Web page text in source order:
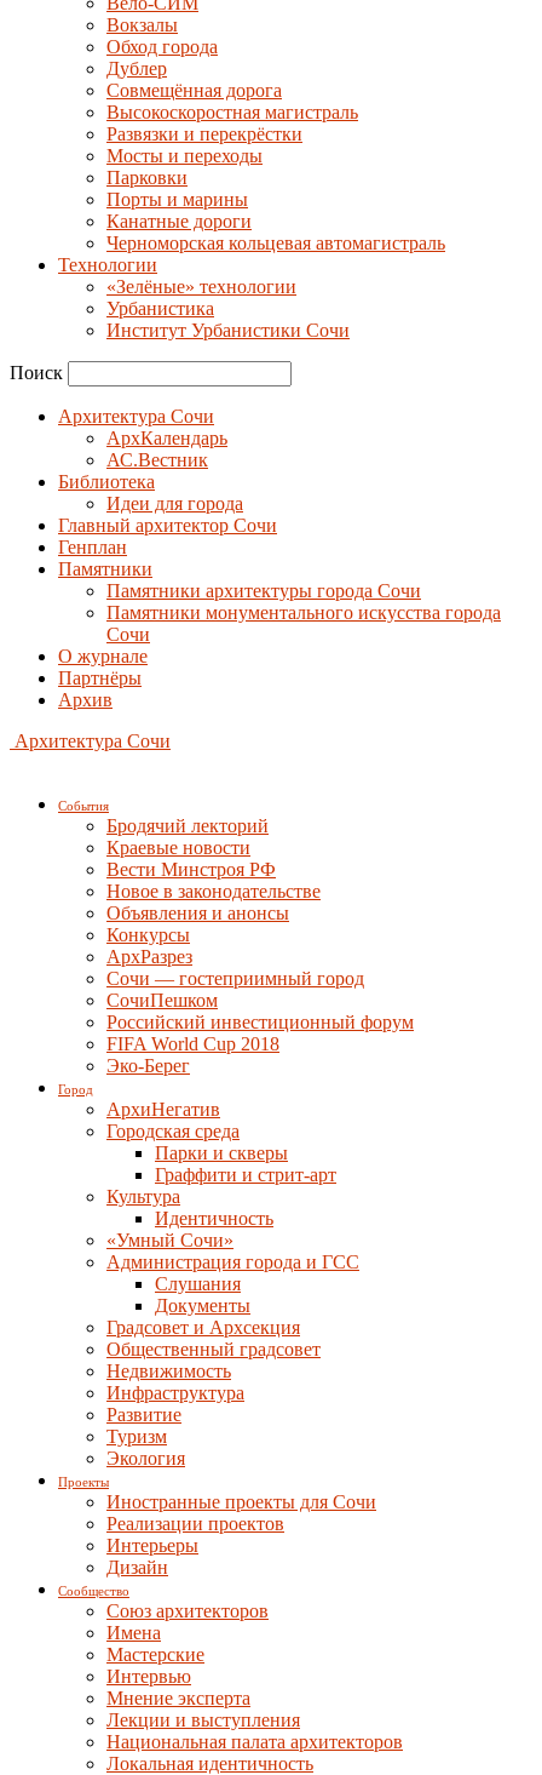
Вокзалы
Обход города
Дублер
Совмещённая дорога
Высокоскоростная магистраль
Развязки и перекрёстки
Мосты и переходы
Парковки
Порты и марины
Канатные дороги
Черноморская кольцевая автомагистраль
Технологии
«Зелёные» технологии
Урбанистика
Институт Урбанистики Сочи
Поиск
Архитектура Сочи
АрхКалендарь
АС.Вестник
Библиотека
Идеи для города
Главный архитектор Сочи
Генплан
Памятники
Памятники архитектуры города Сочи
Памятники монументального искусства города
Сочи
О журнале
Партнёры
Архив
Архитектура Сочи
События
Бродячий лекторий
Краевые новости
Вести Минстроя РФ
Новое в законодательстве
Объявления и анонсы
Конкурсы
АрхРазрез
Сочи — гостеприимный город
СочиПешком
Российский инвестиционный форум
FIFA World Cup 2018
Эко-Берег
Город
АрхиНегатив
Городская среда
Парки и скверы
Граффити и стрит-арт
Культура
Идентичность
«Умный Сочи»
Администрация города и ГСС
Слушания
Документы
Градсовет и Архсекция
Общественный градсовет
Недвижимость
Инфраструктура
Развитие
Туризм
Экология
Проекты
Иностранные проекты для Сочи
Реализации проектов
Интерьеры
Дизайн
Сообщество
Союз архитекторов
Имена
Мастерские
Интервью
Мнение эксперта
Лекции и выступления
Национальная палата архитекторов
Локальная идентичность